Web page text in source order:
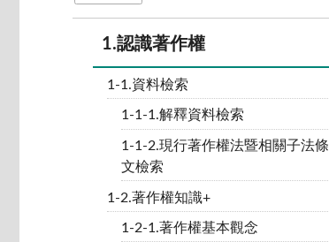
1.認識著作權
1-1.資料檢索
1-1-1.解釋資料檢索
1-1-2.現行著作權法暨相關子法條
文檢索
1-2.著作權知識+
1-2-1.著作權基本觀念